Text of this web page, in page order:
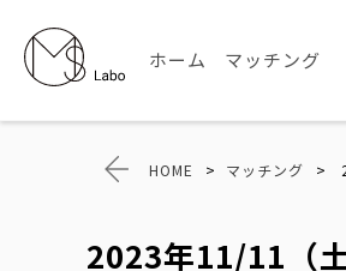
ホーム マッチング
HOME > マッチング >
2023年11/11（